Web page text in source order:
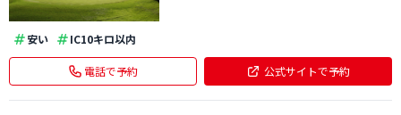
安い IC10キロ以内
電話で予約 公式サイトで予約